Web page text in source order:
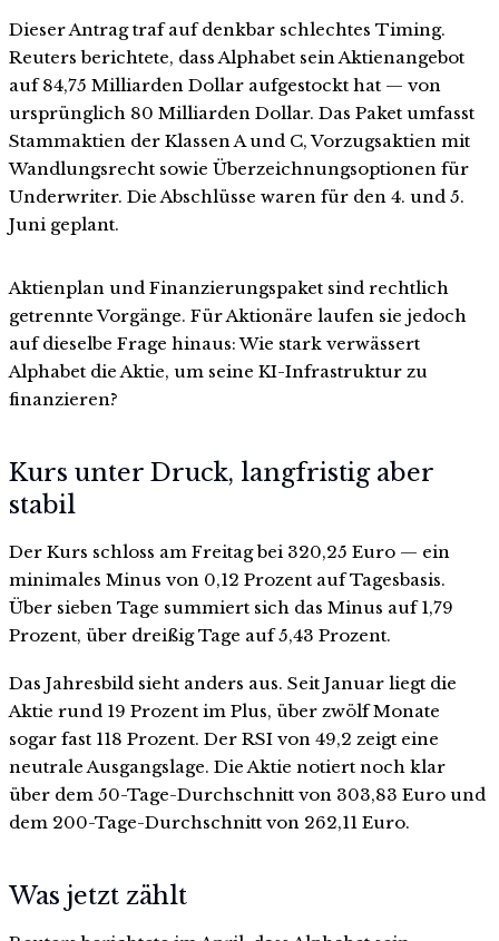
Dieser Antrag traf auf denkbar schlechtes Timing.
Reuters berichtete, dass Alphabet sein Aktienangebot
auf 84,75 Milliarden Dollar aufgestockt hat — von
ursprünglich 80 Milliarden Dollar. Das Paket umfasst
Stammaktien der Klassen A und C, Vorzugsaktien mit
Wandlungsrecht sowie Überzeichnungsoptionen für
Underwriter. Die Abschlüsse waren für den 4. und 5.
Juni geplant.
Aktienplan und Finanzierungspaket sind rechtlich
getrennte Vorgänge. Für Aktionäre laufen sie jedoch
auf dieselbe Frage hinaus: Wie stark verwässert
Alphabet die Aktie, um seine KI-Infrastruktur zu
finanzieren?
Kurs unter Druck, langfristig aber
stabil
Der Kurs schloss am Freitag bei 320,25 Euro — ein
minimales Minus von 0,12 Prozent auf Tagesbasis.
Über sieben Tage summiert sich das Minus auf 1,79
Prozent, über dreißig Tage auf 5,43 Prozent.
Das Jahresbild sieht anders aus. Seit Januar liegt die
Aktie rund 19 Prozent im Plus, über zwölf Monate
sogar fast 118 Prozent. Der RSI von 49,2 zeigt eine
neutrale Ausgangslage. Die Aktie notiert noch klar
über dem 50-Tage-Durchschnitt von 303,83 Euro und
dem 200-Tage-Durchschnitt von 262,11 Euro.
Was jetzt zählt